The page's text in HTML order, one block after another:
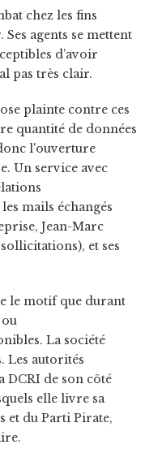
chez les fins
agents se mettent
d’avoir
pas très clair.
plainte contre ces
quantité de données
l'ouverture
Un service avec
mails échangés
Jean-Marc
et ses
le motif que durant
La société
Les autorités
DCRI de son côté
elle livre sa
et du Parti Pirate,